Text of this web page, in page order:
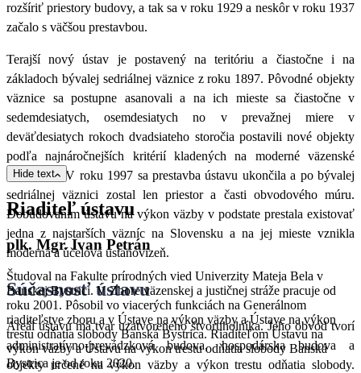
rozšíriť priestory budovy, a tak sa v roku 1929 a neskôr v roku 1937
začalo s väčšou prestavbou.
Terajší nový ústav je postavený na teritóriu a čiastočne i na
základoch bývalej sedriálnej väznice z roku 1897. Pôvodné objekty
väznice sa postupne asanovali a na ich mieste sa čiastočne v
sedemdesiatych, osemdesiatych no v prevažnej miere v
deväťdesiatych rokoch dvadsiateho storočia postavili nové objekty
podľa najnáročnejších kritérií kladených na moderné väzenské
zariadenie. V roku 1997 sa prestavba ústavu ukončila a po bývalej
sedriálnej väznici zostal len priestor a časti obvodového múru.
Dobudovaním ústavu na výkon väzby v podstate prestala existovať
jedna z najstarších väzníc na Slovensku a na jej mieste vznikla
moderná a účelová ustanovizeň.
Súčasnosť ústavu
Areál ústavu má tvar uzatvoreného štvoruholníka. Jeho obvod tvorí
administratívno-prevádzková budova, hospodárska budova a
objekty určené na výkon väzby a výkon trestu odňatia slobody.
Hide text
Riaditeľ ústavu
plk. Mgr. Ivan Petrán
Študoval na Fakulte prírodných vied Univerzity Mateja Bela v
Banskej Bystrici. V Zbore väzenskej a justičnej stráže pracuje od
roku 2001. Pôsobil vo viacerých funkciách na Generálnom
riaditeľstve zboru a v Ústave na výkon väzby a Ústave na výkon
trestu odňatia slobody Banská Bystrica. Riaditeľom Ústavu na
výkon väzby a Ústavu na výkon trestu odňatia slobody Banská
Bystrica je od roku 2020.